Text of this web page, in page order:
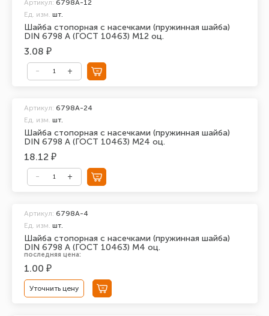
Шайба стопорная с насечками (пружинная шайба)
DIN 6798 A (ГОСТ 10463) М12 оц.
Артикул: 6798A-12
Ед. изм. шт.
3.08 ₽
Шайба стопорная с насечками (пружинная шайба)
DIN 6798 A (ГОСТ 10463) М24 оц.
Артикул: 6798A-24
Ед. изм. шт.
18.12 ₽
Шайба стопорная с насечками (пружинная шайба)
DIN 6798 A (ГОСТ 10463) М4 оц.
Артикул: 6798A-4
Ед. изм. шт.
последняя цена:
1.00 ₽
Уточнить цену